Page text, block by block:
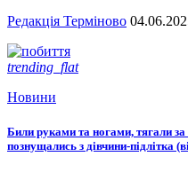
Редакція Терміново
trending_flat
Новини
Били руками та ногами, тягали
познущались з дівчини-підлітка